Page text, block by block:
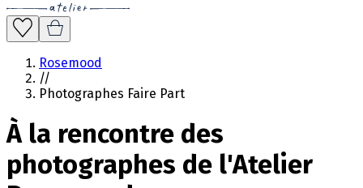
Rosemood
//
Photographes Faire Part
À la rencontre des
photographes de l'Atelier